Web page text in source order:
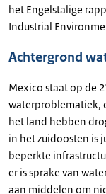
het Engelstalige
Industrial
Achtergrond
Mexico staat op de 2
waterproblematiek,
het land hebben
in het zuidoosten is
beperkte
er is sprake van
aan middelen om